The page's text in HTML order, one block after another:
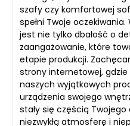
szafy czy komfortowej
spełni Twoje
jest nie tylko dbałość o
zaangażowanie, które
etapie produkcji.
strony internetowej, gdzie
naszych wyjątkowych
urządzenia swojego
stały się częścią
niezwykłą atmosferę i